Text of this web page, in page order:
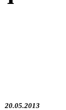
20.05.2013